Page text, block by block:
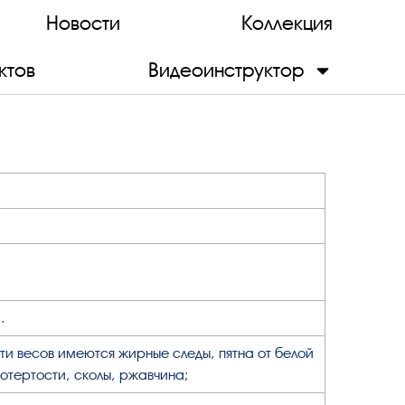
Новости Коллекция
Видеоинструктор
весов имеются жирные следы, пятна от белой
сколы, ржавчина;